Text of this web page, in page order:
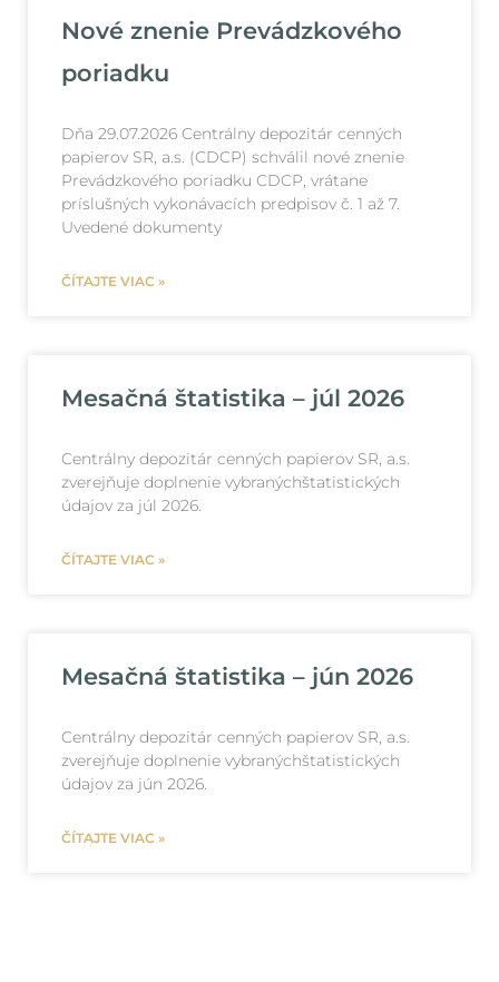
Nové znenie Prevádzkového
poriadku
Dňa 29.07.2026 Centrálny depozitár cenných
papierov SR, a.s. (CDCP) schválil nové znenie
Prevádzkového poriadku CDCP, vrátane
príslušných vykonávacích predpisov č. 1 až 7.
Uvedené dokumenty
ČÍTAJTE VIAC »
Mesačná štatistika – júl 2026
Centrálny depozitár cenných papierov SR, a.s.
zverejňuje doplnenie vybranýchštatistických
údajov za júl 2026.
ČÍTAJTE VIAC »
Mesačná štatistika – jún 2026
Centrálny depozitár cenných papierov SR, a.s.
zverejňuje doplnenie vybranýchštatistických
údajov za jún 2026.
ČÍTAJTE VIAC »